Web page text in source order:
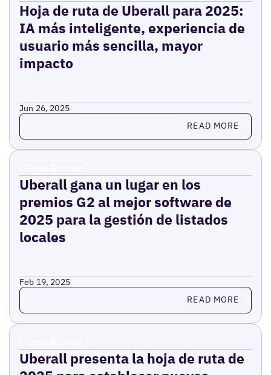
Hoja de ruta de Uberall para 2025:
IA más inteligente, experiencia de
usuario más sencilla, mayor
impacto
Jun 26, 2025
Read more READ MORE
Uberall gana un lugar en los
premios G2 al mejor software de
2025 para la gestión de listados
locales
Feb 19, 2025
Read more READ MORE
Uberall presenta la hoja de ruta de